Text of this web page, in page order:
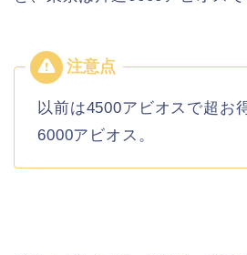
以前は4500アビオスで超お
6000アビオス。